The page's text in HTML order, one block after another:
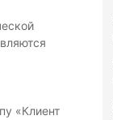
«Клиент